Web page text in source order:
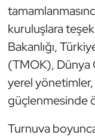
kuruluşlara
Bakanlığı,
(TMOK), Dünya
yerel
güçlenmesinde
Turnuva